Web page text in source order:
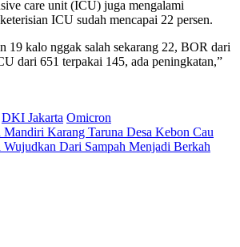
care unit (ICU) juga mengalami
ICU sudah mencapai 22 persen.
19 kalo nggak salah sekarang 22, BOR dari
dari 651 terpakai 145, ada peningkatan,”
DKI Jakarta Omicron
Karang Taruna Desa Kebon Cau
Wujudkan Dari Sampah Menjadi Berkah